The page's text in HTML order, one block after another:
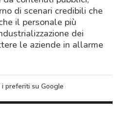
di scenari credibili che
il personale più
dei
le aziende in allarme
preferiti su Google